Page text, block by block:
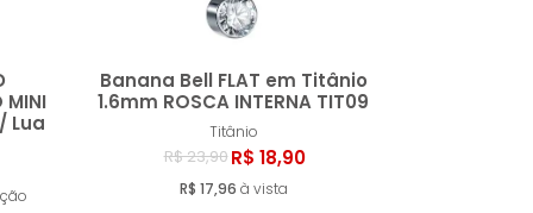
MINI
Lua
Banana Bell FLAT em Titânio
1.6mm ROSCA INTERNA TIT09
Titânio
R$ 23,90R$ 18,90
R$ 17,96 à vista
Comprar